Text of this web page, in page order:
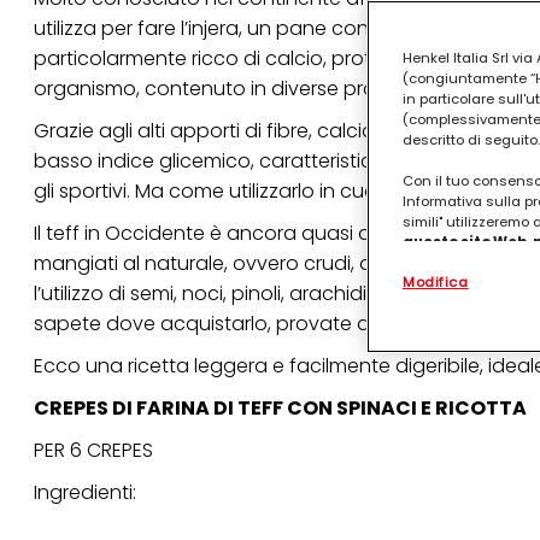
utilizza per fare l’injera, un pane con pochissimi
particolarmente ricco di calcio, proteine, aminoacidi
organismo, contenuto in diverse proteine) e ottima
Grazie agli alti apporti di fibre, calcio, potassio e
basso indice glicemico, caratteristica che lo rende
gli sportivi. Ma come utilizzarlo in cucina?
Il teff in Occidente è ancora quasi del tutto
mangiati al naturale, ovvero crudi, oppure possono
l’utilizzo di semi, noci, pinoli, arachidi, ecc.) o di
sapete dove acquistarlo, provate a fare una ricerca
Ecco una ricetta leggera e facilmente digeribile,
CREPES DI FARINA DI TEFF CON SPINACI E RICOTTA
PER 6 CREPES
Ingredienti:
Henkel Italia Srl via
(congiuntamente
in particolare
descritto di seguito.
Con il tuo
Informativa sulla
simili" utilizzeremo
questo sito
.
(rispettivamente
terzi, conservare
identificati) su
Modifica